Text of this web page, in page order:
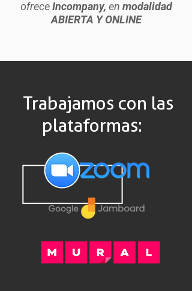
ofreceIncompany, en modalidad
ABIERTA Y ONLINE
Trabajamos con las
plataformas: